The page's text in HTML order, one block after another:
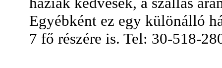
Egyébként ez egy különálló
7 fő részére is. Tel: 30-518-